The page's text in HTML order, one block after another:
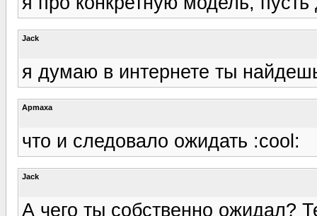
Jack
я думаю в интернете ты
Apmaxa
что и следовало ожидать :cool:
Jack
А чего ты собственно ожидал?